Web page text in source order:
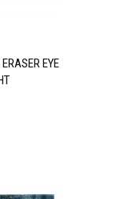
EYE